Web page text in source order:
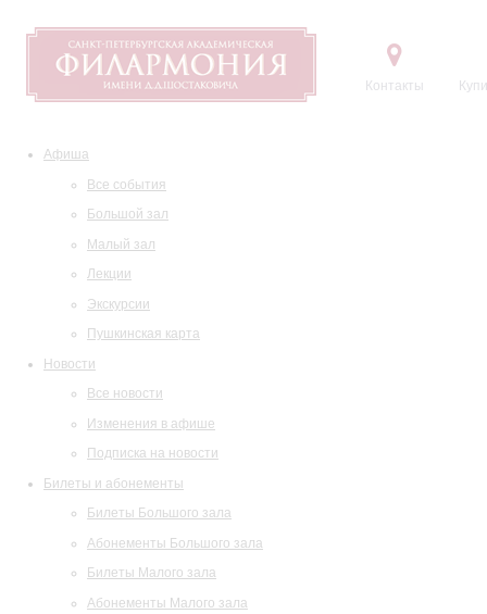
Контакты
Афиша
Все события
Большой зал
Малый зал
Лекции
Экскурсии
Пушкинская карта
Новости
Все новости
Изменения в афише
Подписка на новости
Билеты и абонементы
Билеты Большого зала
Абонементы Большого зала
Билеты Малого зала
Абонементы Малого зала